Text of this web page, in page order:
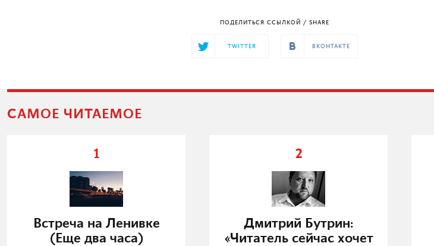
ПОДЕЛИТЬСЯ ССЫЛКОЙ / SHARE
TWITTER ВКОНТАКТЕ
САМОЕ ЧИТАЕМОЕ
1
Встреча на Ленивке
(Еще два часа)
2
Дмитрий Бутрин:
«Читатель сейчас хочет